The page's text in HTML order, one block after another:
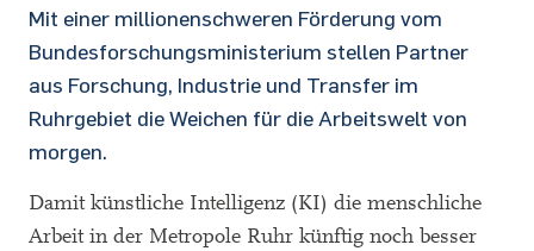
Mit einer millionenschweren Förderung vom
Bundesforschungsministerium stellen Partner
aus Forschung, Industrie und Transfer im
Ruhrgebiet die Weichen für die Arbeitswelt von
morgen.
Damit künstliche Intelligenz (KI) die menschliche
Arbeit in der Metropole Ruhr künftig noch besser